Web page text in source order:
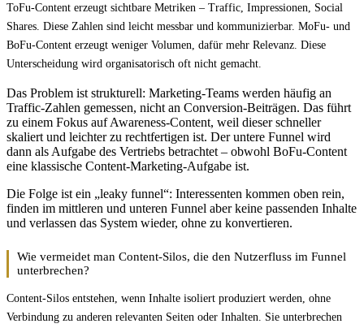
ToFu-Content erzeugt sichtbare Metriken – Traffic, Impressionen, Social
Shares. Diese Zahlen sind leicht messbar und kommunizierbar. MoFu- und
BoFu-Content erzeugt weniger Volumen, dafür mehr Relevanz. Diese
Unterscheidung wird organisatorisch oft nicht gemacht.
Das Problem ist strukturell: Marketing-Teams werden häufig an
Traffic-Zahlen gemessen, nicht an Conversion-Beiträgen. Das führt
zu einem Fokus auf Awareness-Content, weil dieser schneller
skaliert und leichter zu rechtfertigen ist. Der untere Funnel wird
dann als Aufgabe des Vertriebs betrachtet – obwohl BoFu-Content
eine klassische Content-Marketing-Aufgabe ist.
Die Folge ist ein „leaky funnel“: Interessenten kommen oben rein,
finden im mittleren und unteren Funnel aber keine passenden Inhalte
und verlassen das System wieder, ohne zu konvertieren.
Wie vermeidet man Content-Silos, die den Nutzerfluss im Funnel
unterbrechen?
Content-Silos entstehen, wenn Inhalte isoliert produziert werden, ohne
Verbindung zu anderen relevanten Seiten oder Inhalten. Sie unterbrechen